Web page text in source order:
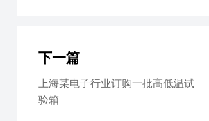
下一篇
上海某电子行业订购一批高低温试
验箱